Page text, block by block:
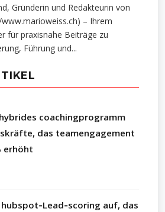
Gründerin und Redakteurin von
– Ihrem
für praxisnahe Beiträge zu
Führung und...
coachingprogramm
das teamengagement
erhöht
auf, das